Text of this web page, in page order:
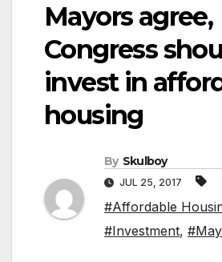
Mayors agree,
Congress
invest in
housing
By Skulboy
JUL 25, 2017
#Affordable
#Investment,